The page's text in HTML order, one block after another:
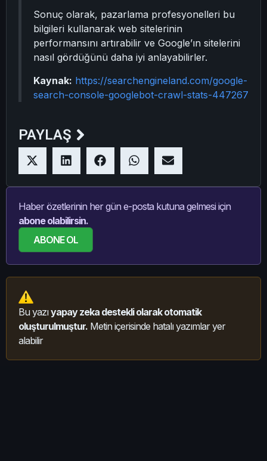
Sonuç olarak, pazarlama profesyonelleri bu
bilgileri kullanarak web sitelerinin
performansını artırabilir ve Google’ın sitelerini
nasıl gördüğünü daha iyi anlayabilirler.
Kaynak: https://searchengineland.com/google-
search-console-googlebot-crawl-stats-447267
PAYLAŞ
Haber özetlerinin her gün e-posta kutuna gelmesi için
abone olabilirsin.
ABONE OL
Bu yazıyapay zeka destekli olarak otomatik
oluşturulmuştur. Metin içerisinde hatalı yazımlar yer
alabilir